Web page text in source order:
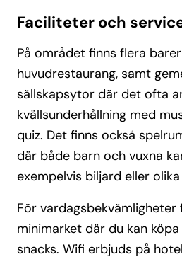
Faciliteter och
På området finns flera
huvudrestaurang, samt
sällskapsytor där det ofta
kvällsunderhållning med
quiz. Det finns också
där både barn och vuxna
exempelvis biljard eller olika
För vardagsbekvämligheter
minimarket där du kan
snacks. Wifi erbjuds på